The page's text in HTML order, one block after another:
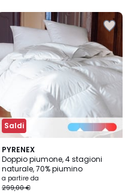
Saldi
PYRENEX
Doppio piumone, 4 stagioni
naturale, 70% piumino
a partire da
299,00 €
4,3
/ 5